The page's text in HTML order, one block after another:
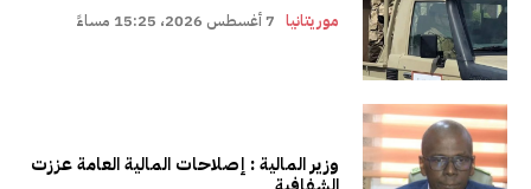
موريتانيا 7 أغسطس 2026، 15:25 مساءً
وزير المالية : إصلاحات المالية العامة عززت